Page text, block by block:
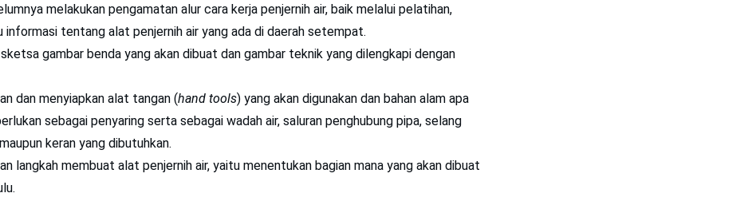
melakukan pengamatan alur cara kerja penjernih air, baik melalui pelatihan,
tentang alat penjernih air yang ada di daerah setempat.
gambar benda yang akan dibuat dan gambar teknik yang dilengkapi dengan
dan menyiapkan alat tangan (hand tools) yang akan digunakan dan bahan alam apa
sebagai penyaring serta sebagai wadah air, saluran penghubung pipa, selang
keran yang dibutuhkan.
langkah membuat alat penjernih air, yaitu menentukan bagian mana yang akan dibuat